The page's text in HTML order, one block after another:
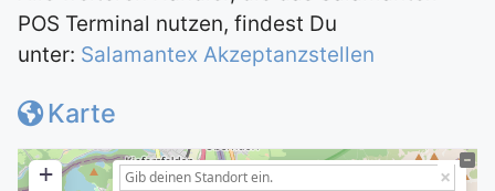
POS Terminal nutzen, findest Du
unter: Salamantex Akzeptanzstellen
Karte
+